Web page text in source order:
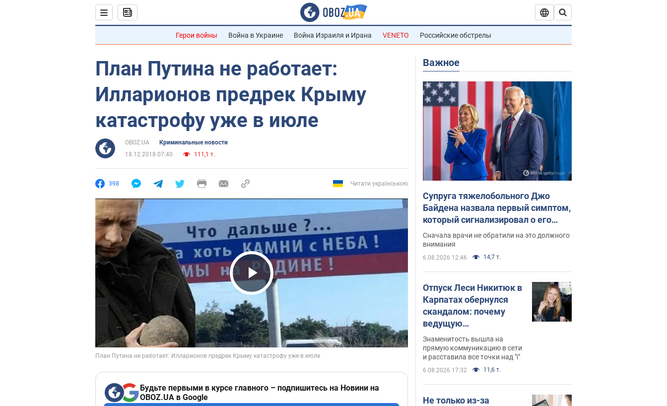
Герои войны Война в Украине Война Израиля и Ирана VENETO Российские обстрелы
План Путина не работает:
Илларионов предрек Крыму
катастрофу уже в июле
OBOZ.UA
Криминальные новости
18.12.2018 07:40
111,1 т.
398 Читати українською
Play Video
Будьте первыми в курсе главного – подпишитесь на Новини на
OBOZ.UA в Google
Важное
Супруга тяжелобольного Джо
Байдена назвала первый симптом,
который сигнализировал о его
"агрессивном" раке
Сначала врачи не обратили на это должного
внимания
6.08.2026 12:46 14,7 т.
Отпуск Леси Никитюк в
Карпатах обернулся
скандалом: почему
ведущую
несправедливо
захейтили
Знаменитость вышла на
прямую коммуникацию в сети
и расставила все точки над "i"
6.08.2026 17:32 11,6 т.
Не только из-за